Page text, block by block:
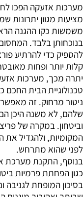
מערכות אזעקה הפכו
מציעות מגוון יתרונות
משמשות כקו ההגנה
בנוכחותן בלבד.
להספיק כדי להרתיע
קלות יותר ופחות
יתרה מכך, מערכות
טכנולוגיית הבית
ניטור מרחוק. זה
שלהם, לא משנה היכן
וביטחון. במקרה של
המקומיות, ולהגדיל את
לפני שהוא מתרחש.
בנוסף, התקנת מערכת
כגון הפחתת פרמיות
בסיכון המופחת